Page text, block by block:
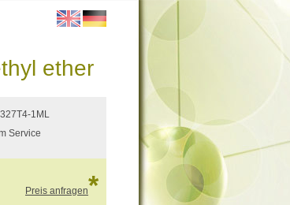
ether
1ML
Service
Preis anfragen*